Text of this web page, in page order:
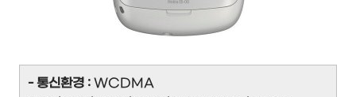
- 통신환경 : WCDMA